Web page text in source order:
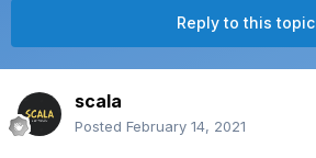
Reply to this topic
scala
Posted February 14, 2021